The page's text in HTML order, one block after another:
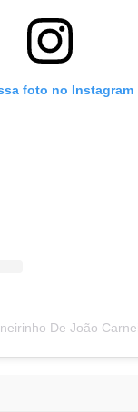
foto no Instagram